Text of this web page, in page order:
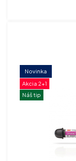
Novinka
Akcia 2+1
Náš tip